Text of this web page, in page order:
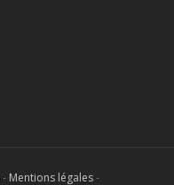
- Mentions légales-